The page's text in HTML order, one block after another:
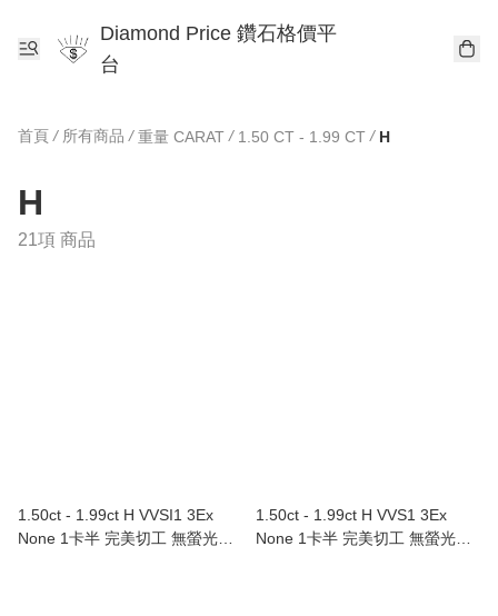
Diamond Price 鑽石格價平
台
首頁 / 所有商品 / 重量 CARAT / 1.50 CT - 1.99 CT / H
H
21項 商品
1.50ct - 1.99ct H VVSI1 3Ex
None 1卡半 完美切工 無螢光
1.50ct - 1.99ct H VVS1 3Ex
None 1卡半 完美切工 無螢光